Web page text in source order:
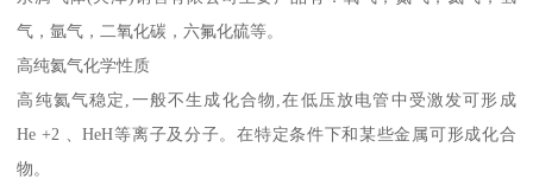
气，氩气，二氧化碳，六氟化硫等。
高纯氦气化学性质
高纯氦气稳定,一般不生成化合物,在低压放电管中受激发可形成
He +2 、HeH等离子及分子。在特定条件下和某些金属可形成化合
物。